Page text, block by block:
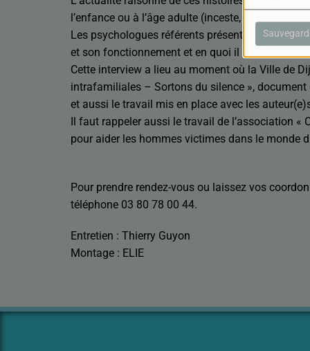
l’enfance ou à l’âge adulte (inceste, viol,
Les psychologues référents présentent aux
et son fonctionnement et en quoi il doit être
Cette interview a lieu au moment où la Ville de
intrafamiliales – Sortons du silence »,
et aussi le travail mis en place avec les
Il faut rappeler aussi le travail de l’association «
pour aider les hommes victimes dans le monde
Pour prendre rendez-vous ou laissez vos
téléphone 03 80 78 00 44.
Entretien : Thierry Guyon
Montage : ELIE